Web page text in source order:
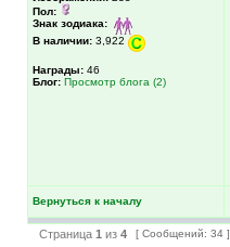
Пол:
Знак зодиака:
В наличии: 3,922
Награды: 46
Блог: Просмотр блога (2)
Вернуться к началу
Страница 1 из 4 [ Сообщений: 34 ]